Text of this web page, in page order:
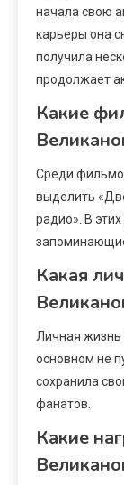
начала свою
карьеры она
получила
продолжает
Какие
Среди
выделить
радио». В
Какая
Личная жизнь
основном не
сохранила
фанатов.
Какие